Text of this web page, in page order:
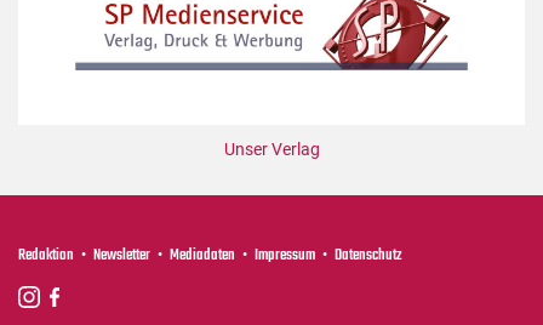
Unser Verlag
Redaktion Newsletter Mediadaten Impressum Datenschutz